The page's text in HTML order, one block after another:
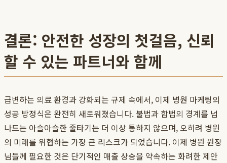
결론: 안전한 성장의 첫걸음, 신뢰
할 수 있는 파트너와 함께
급변하는 의료 환경과 강화되는 규제 속에서, 이제 병원 마케팅의
성공 방정식은 완전히 새로워졌습니다. 불법과 합법의 경계를 넘
나드는 아슬아슬한 줄타기는 더 이상 통하지 않으며, 오히려 병원
의 미래를 위협하는 가장 큰 리스크가 되었습니다. 이제 병원 원장
님들께 필요한 것은 단기적인 매출 상승을 약속하는 화려한 제안